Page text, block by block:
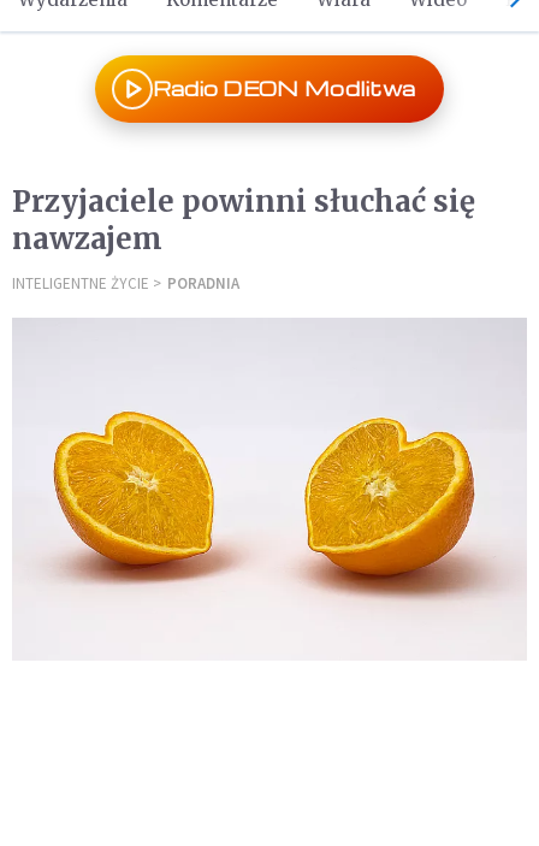
Radio DEON Modlitwa
Przyjaciele powinni słuchać się
nawzajem
INTELIGENTNE ŻYCIE PORADNIA